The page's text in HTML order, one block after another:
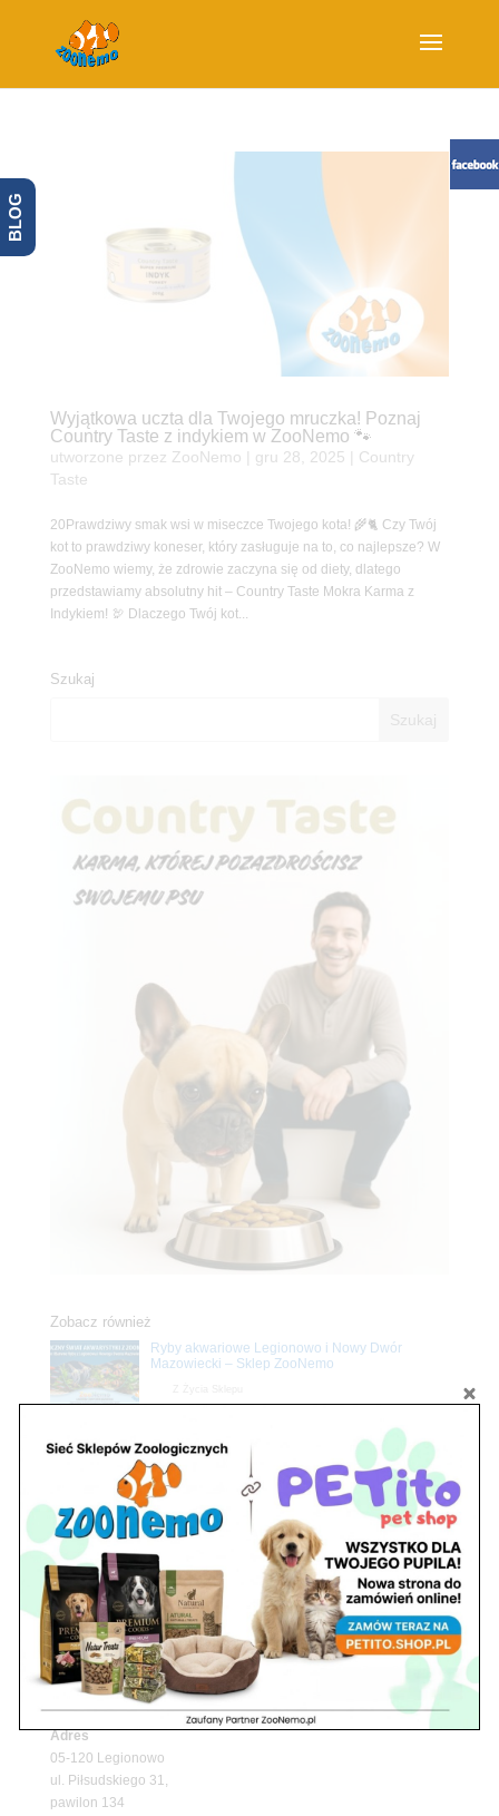
Wyjątkowa uczta dla Twojego mruczka! Poznaj
Country Taste z indykiem w ZooNemo 🐾
utworzone przez ZooNemo gru 28, 2025
Country
Taste
20Prawdziwy smak wsi w miseczce Twojego kota! 🌾🐈 Czy Twój
kot to prawdziwy koneser, który zasługuje na to, co najlepsze? W
ZooNemo wiemy, że zdrowie zaczyna się od diety, dlatego
przedstawiamy absolutny hit – Country Taste Mokra Karma z
Indykiem! 🦃 Dlaczego Twój kot...
Szukaj
Zobacz również
Ryby akwariowe Legionowo i Nowy Dwór
Mazowiecki – Sklep ZooNemo
Z Życia Sklepu
Stwórz podwodne arcydzieło: Najpiękniejsze
rośliny akwariowe w ZooNemo – Legionowo i
Nowy Dwór Mazowiecki
Upały wracają! Zadbaj o komfort swojego pupila
z matami chłodzącymi ZooNemo
Z Życia Sklepu
Petito Pet Shop – Internetowy Sklep Zoologiczny
Online! Wszystko Dla Twojego Pupila | ZooNemo
Znajdź nas
Adres
05-120 Legionowo
ul. Piłsudskiego 31,
pawilon 134
BLOG